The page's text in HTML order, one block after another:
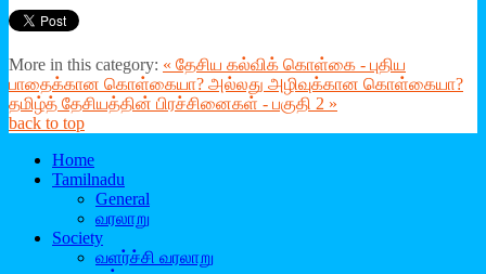
More in this category: « தேசிய கல்விக் கொள்கை - புதிய
பாதைக்கான கொள்கையா? அல்லது அழிவுக்கான கொள்கையா?
தமிழ்த் தேசியத்தின் பிரச்சினைகள் - பகுதி 2 »
back to top
Home
Tamilnadu
General
வரலாறு
Society
வளர்ச்சி வரலாறு